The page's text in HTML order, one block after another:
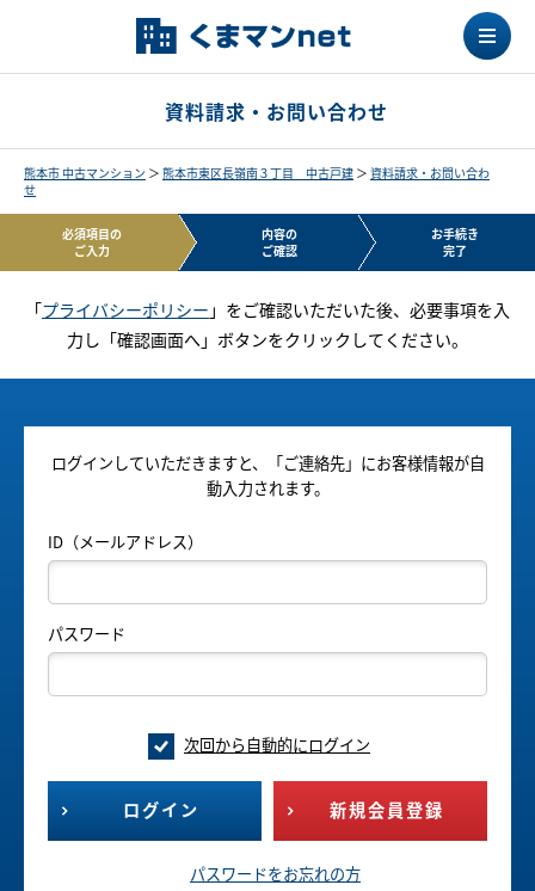
資料請求・お問い合わせ
熊本市 中古マンション ＞ 熊本市東区長嶺南３丁目 中古戸建 ＞ 資料請求・お問い合わ
せ
必須項目の
ご入力
内容の
ご確認
お手続き
完了
「プライバシーポリシー 」をご確認いただいた後、必要事項を入
力し「確認画面へ」ボタンをクリックしてください。
ログインしていただきますと、「ご連絡先」にお客様情報が自
動入力されます。
ID（メールアドレス）
パスワード
次回から自動的にログイン
ログイン 新規会員登録
パスワードをお忘れの方